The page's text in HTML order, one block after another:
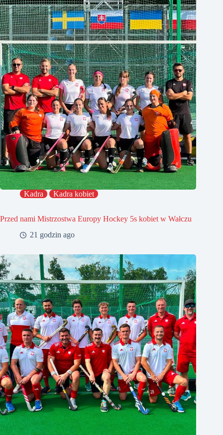
Kadra Kadra kobiet
Przed nami Mistrzostwa Europy Hockey 5s kobiet w Wałczu
21 godzin ago